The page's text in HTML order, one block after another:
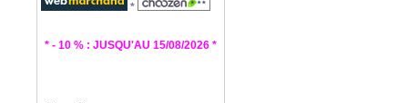
*
* - 10 % : JUSQU'AU 15/08/2026 *